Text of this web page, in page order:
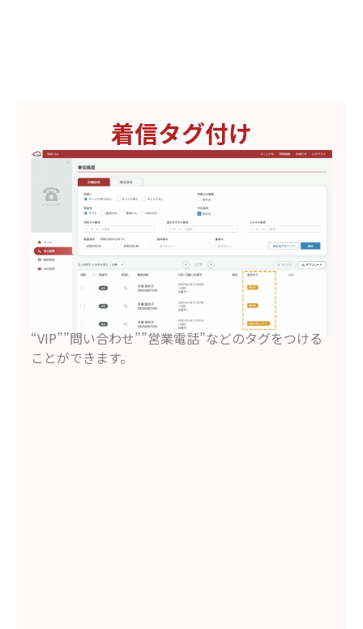
着信タグ付け
“VIP””問い合わせ””営業電話”などのタグをつける
ことができます。